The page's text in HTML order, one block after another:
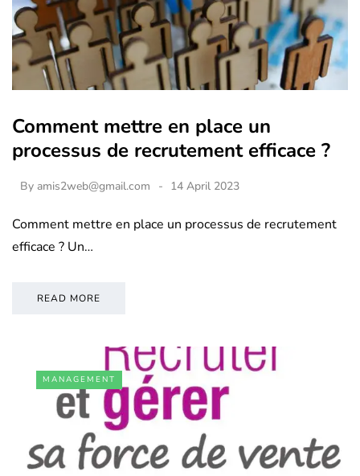
Comment mettre en place un
processus de recrutement efficace ?
By amis2web@gmail.com 14 April 2023
Comment mettre en place un processus de recrutement
efficace ? Un…
READ MORE
MANAGEMENT